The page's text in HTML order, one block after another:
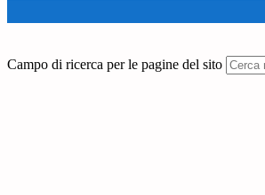
Campo di ricerca per le pagine del sito